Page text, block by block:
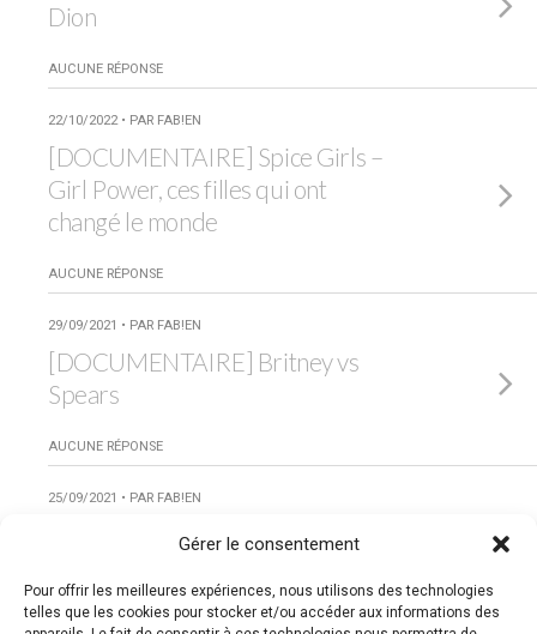
Gérer le consentement
Pour offrir les meilleures expériences, nous utilisons des technologies
telles que les cookies pour stocker et/ou accéder aux informations des
Dion
AUCUNE RÉPONSE
22/10/2022 • PAR FAB!EN
[DOCUMENTAIRE] Spice Girls –
Girl Power, ces filles qui ont
changé le monde
AUCUNE RÉPONSE
29/09/2021 • PAR FAB!EN
[DOCUMENTAIRE] Britney vs
Spears
AUCUNE RÉPONSE
25/09/2021 • PAR FAB!EN
[DOCUMENTAIRE] Controlling
AUCUNE RÉPONSE